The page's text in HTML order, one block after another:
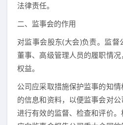
法律责任。
二、监事会的作用
对监事会股东(大会)负责。监
董事、高级管理人员的履职情
权益。
公司应采取措施保护监事的知
的信息和资料，以便监事会对
进行有效的监督、检查和评价